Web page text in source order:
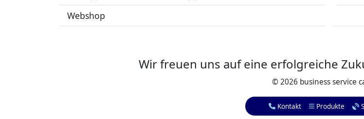
Webshop
Wir freuen uns auf eine erfolgreiche
© 2026 business service
Kontakt Produkte